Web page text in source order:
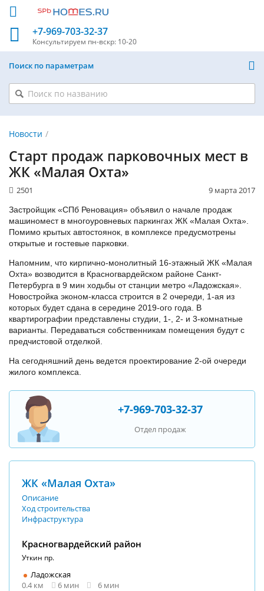
+7-969-703-32-37
Консультируем пн-вскр: 10-20
Поиск по параметрам
Новости
Старт продаж парковочных мест в
ЖК «Малая Охта»
9 марта 2017
2501
Застройщик «СПб Реновация» объявил о начале продаж
машиномест в многоуровневых паркингах ЖК «Малая Охта».
Помимо крытых автостоянок, в комплексе предусмотрены
открытые и гостевые парковки.
Напомним, что кирпично-монолитный 16-этажный ЖК «Малая
Охта» возводится в Красногвардейском районе Санкт-
Петербурга в 9 мин ходьбы от станции метро «Ладожская».
Новостройка эконом-класса строится в 2 очереди, 1-ая из
которых будет сдана в середине 2019-ого года. В
квартирографии представлены студии, 1-, 2- и 3-комнатные
варианты. Передаваться собственникам помещения будут с
предчистовой отделкой.
На сегодняшний день ведется проектирование 2-ой очереди
жилого комплекса.
+7-969-703-32-37
Отдел продаж
ЖК «Малая Охта»
Описание
Ход строительства
Инфраструктура
Красногвардейский район
Уткин пр.
Ладожская
0.4 км
6 мин
6 мин